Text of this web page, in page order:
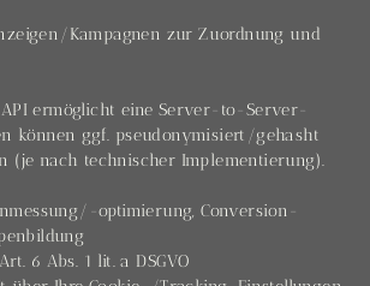
Kampagnen zur Zuordnung und
ermöglicht eine Server-to-Server-
können ggf. pseudonymisiert/gehasht
(je nach technischer Implementierung).
optimierung, Conversion-
6 Abs. 1 lit. a DSGVO